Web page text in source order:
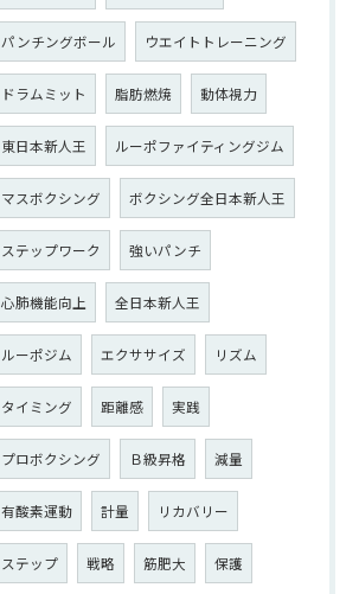
パンチングボール ウエイトトレーニング
ドラムミット 脂肪燃焼 動体視力
東日本新人王 ルーポファイティングジム
マスボクシング ボクシング全日本新人王
ステップワーク 強いパンチ
心肺機能向上 全日本新人王
ルーポジム エクササイズ リズム
タイミング 距離感 実践
プロボクシング Ｂ級昇格 減量
有酸素運動 計量 リカバリー
ステップ 戦略 筋肥大 保護